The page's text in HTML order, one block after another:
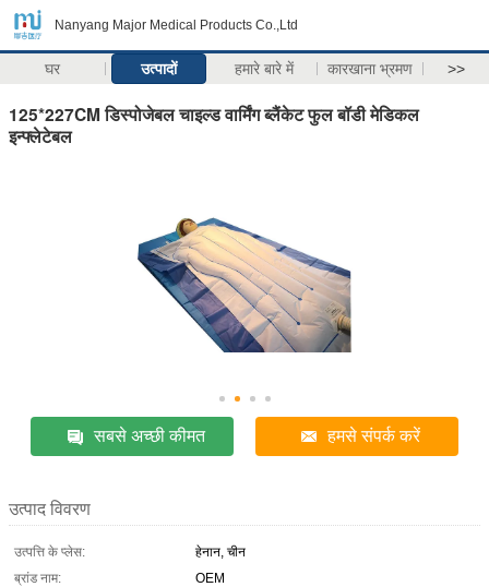
Nanyang Major Medical Products Co.,Ltd
घर उत्पादों हमारे बारे में कारखाना भ्रमण >>
125*227CM डिस्पोजेबल चाइल्ड वार्मिंग ब्लैंकेट फुल बॉडी मेडिकल
इन्फ्लेटेबल
सबसे अच्छी कीमत हमसे संपर्क करें
उत्पाद विवरण
उत्पत्ति के प्लेस:
हेनान, चीन
ब्रांड नाम:
OEM